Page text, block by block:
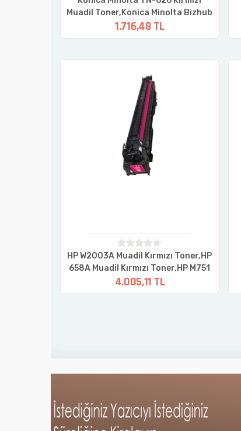
Muadil Toner,Konica Minolta Bizhub
C450i,C550i,C650i Kırmızı Muadil
Toner
1.716,48 TL
HP W2003A Muadil Kırmızı Toner,HP
658A Muadil Kırmızı Toner,HP M751
Muadil Toner
4.005,11 TL